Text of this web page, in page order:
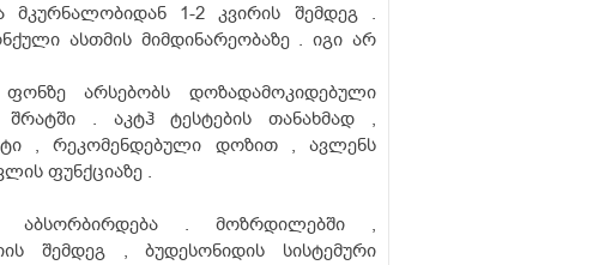
1-2 კვირის შემდეგ .
ასთმის მიმდინარეობაზე . იგი არ
არსებობს დოზადამოკიდებული
. აკტჰ ტესტების თანახმად ,
, რეკომენდებული დოზით , ავლენს
ფუნქციაზე .
აბსორბირდება . მოზრდილებში ,
შემდეგ , ბუდესონიდის სისტემური